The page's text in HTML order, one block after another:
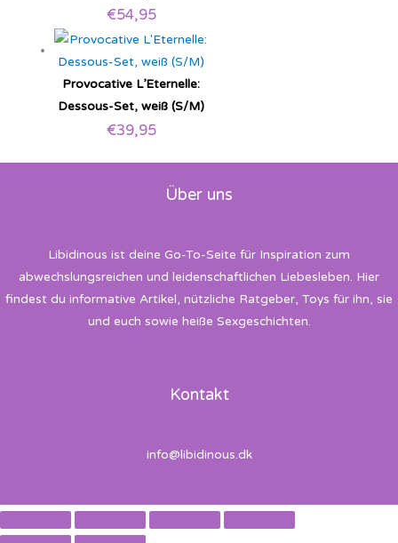
€54,95
Provocative L’Eternelle:
Dessous-Set, weiß (S/M)
€39,95
Über uns
Libidinous ist deine Go-To-Seite für Inspiration zum
abwechslungsreichen und leidenschaftlichen Liebesleben. Hier
findest du informative Artikel, nützliche Ratgeber, Toys für ihn, sie
und euch sowie heiße Sexgeschichten.
Kontakt
info@libidinous.dk